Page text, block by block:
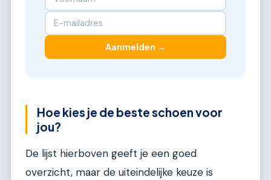
Aanmelden →
Hoe kies je de beste schoen voor
jou?
De lijst hierboven geeft je een goed
overzicht, maar de uiteindelijke keuze is